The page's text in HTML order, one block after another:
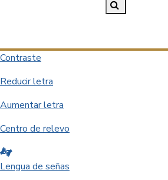
Contraste
Reducir letra
Aumentar letra
Centro de relevo
Lengua de señas